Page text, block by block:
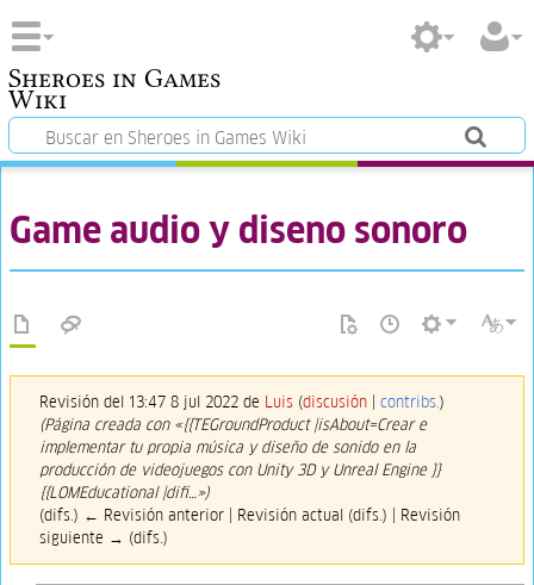
Sheroes in Games
Wiki
Game audio y diseno sonoro
Revisión del 13:47 8 jul 2022 de Luis (discusión| contribs.)
(Página creada con «{{TEGroundProduct |isAbout=Crear e
implementar tu propia música y diseño de sonido en la
producción de videojuegos con Unity 3D y Unreal Engine }}
{{LOMEducational |difi…»)
(difs.) ← Revisión anterior | Revisión actual (difs.) | Revisión
siguiente → (difs.)